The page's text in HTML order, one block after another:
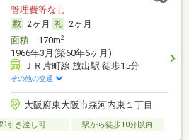
管理費等なし
2ヶ月
2ヶ月
面積170m2
1966年3月(築60年6ヶ月)
ＪＲ片町線 放出駅 徒歩15分
その他の交通
大阪府東大阪市森河内東１丁目
即引き渡し可 駅から徒歩10分以内